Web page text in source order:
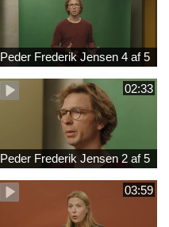
Peder Frederik Jensen 4 af 5
02:33
Peder Frederik Jensen 2 af 5
03:59